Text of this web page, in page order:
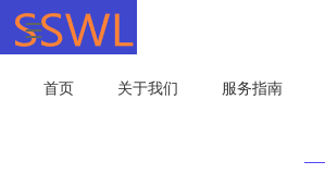
首页 关于我们 服务指南